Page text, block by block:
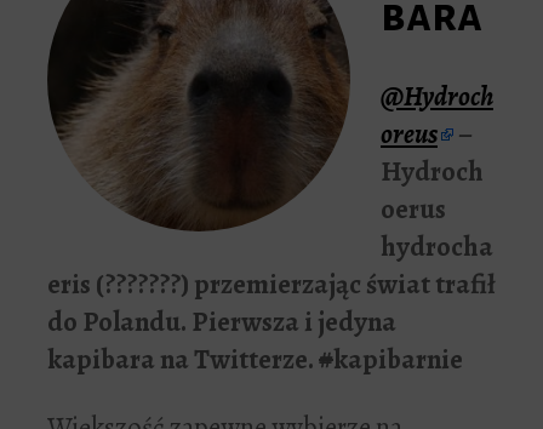
bara
@Hydroch
oreus –
Hydroch
oerus
hydrocha
eris (???????) przemierzając świat trafił
do Polandu. Pierwsza i jedyna
kapibara na Twitterze.#kapibarnie